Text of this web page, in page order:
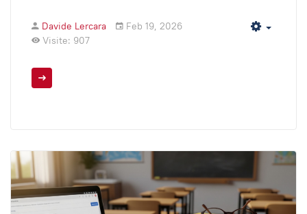
Davide Lercara
Feb 19, 2026
Visite: 907